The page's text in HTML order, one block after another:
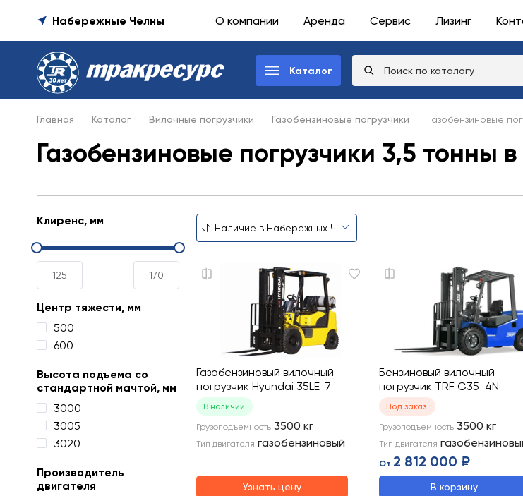
Набережные Челны О компании Аренда Сервис Лизинг
Каталог
Главная Каталог Вилочные погрузчики Газобензиновые погрузчики Газобензиновые
Газобензиновые погрузчики 3,5 тонны
Клиренс, мм
Центр тяжести, мм
500
600
Высота подъема со
стандартной мачтой, мм
3000
3005
3020
Производитель
двигателя
Газобензиновый вилочный
погрузчик Hyundai 35LE-7
В наличии
Грузоподъемность 3500 кг
Тип двигателя газобензиновый
Узнать цену
Бензиновый вилочный
погрузчик TRF G35-4N
Под заказ
Грузоподъемность 3500 кг
Тип двигателя
От 2 812 000 ₽
В корзину